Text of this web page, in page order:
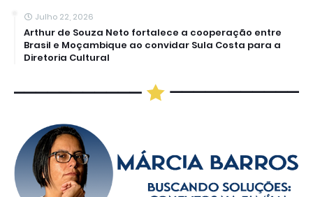
Julho 22, 2026
Arthur de Souza Neto fortalece a cooperação entre
Brasil e Moçambique ao convidar Sula Costa para a
Diretoria Cultural